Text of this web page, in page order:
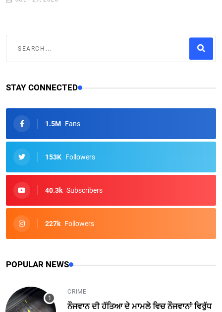
STAY CONNECTED
1.5M Fans
153K Followers
40.3k Subscribers
227k Followers
POPULAR NEWS
CRIME
ਨੌਜਵਾਨ ਦੀ ਹੱਤਿਆ ਦੇ ਮਾਮਲੇ ਵਿਚ ਨੌਜਵਾਨਾਂ ਵਿਰੁੱਧ